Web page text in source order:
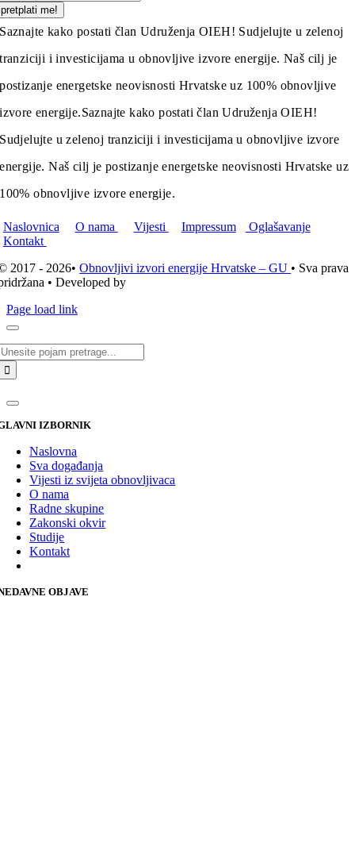
pretplati me!
Saznajte kako postati član Udruženja OIEH! Sudjelujte u zelenoj
tranziciji i investicijama u obnovljive izvore energije. Naš cilj je
postizanje energetske neovisnosti Hrvatske uz 100% obnovljive
izvore energije.Saznajte kako postati član Udruženja OIEH!
Sudjelujte u zelenoj tranziciji i investicijama u obnovljive izvore
energije. Naš cilj je postizanje energetske neovisnosti Hrvatske uz
100% obnovljive izvore energije.
Naslovnica O nama Vijesti Impressum
Oglašavanje
Kontakt
2017 - 2026•Obnovljivi izvori energije Hrvatske – GU • Sva prava
• Developed by
Page load link
IZBORNIK
Naslovna
Sva događanja
Vijesti iz svijeta obnovljivaca
O nama
Radne skupine
Zakonski okvir
Studije
Kontakt
OBJAVE